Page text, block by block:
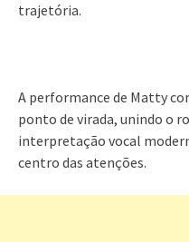
trajetória.
A performance de Matty
ponto de virada, unindo o
interpretação vocal
centro das atenções.